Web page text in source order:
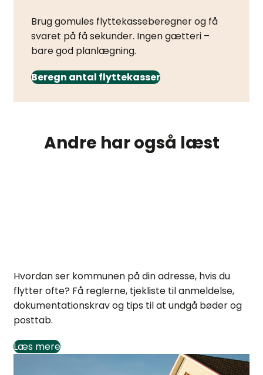
Brug gomules flyttekasseberegner og få
svaret på få sekunder. Ingen gætteri –
bare god planlægning.
Beregn antal flyttekasser
Andre har også læst
Hvordan ser kommunen på din adresse, hvis du
flytter ofte? Få reglerne, tjekliste til anmeldelse,
dokumentationskrav og tips til at undgå bøder og
posttab.
Læs mere